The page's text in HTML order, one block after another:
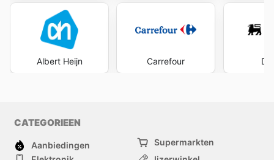
Albert Heijn Carrefour
CATEGORIEEN
Aanbiedingen
Supermarkten